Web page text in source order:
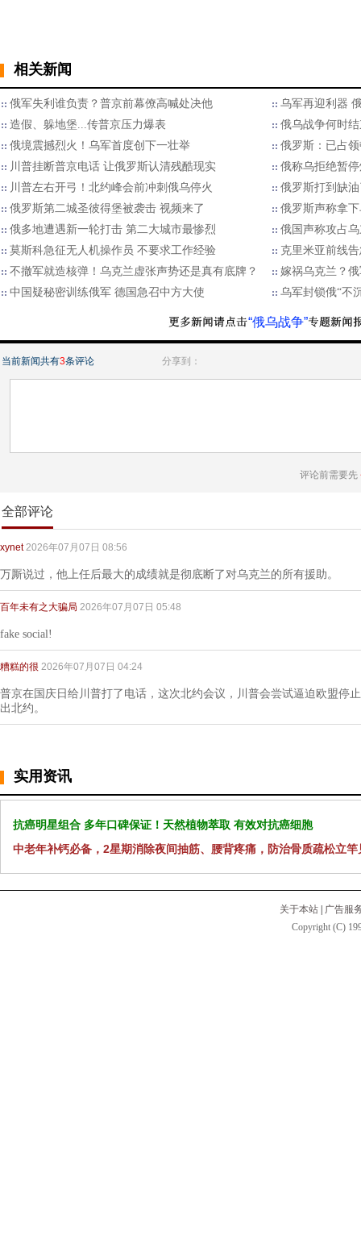
相关新闻
俄军失利谁负责？普京前幕僚高喊处决他
乌军再迎利器
造假、躲地堡...传普京压力爆表
俄乌战争何时
俄境震撼烈火！乌军首度创下一壮举
俄罗斯：已占
川普挂断普京电话 让俄罗斯认清残酷现实
俄称乌拒绝暂
川普左右开弓！北约峰会前冲刺俄乌停火
俄罗斯打到缺
俄罗斯第二城圣彼得堡被袭击 视频来了
俄罗斯声称拿
俄多地遭遇新一轮打击 第二大城市最惨烈
俄国声称攻占
莫斯科急征无人机操作员 不要求工作经验
克里米亚前线
不撤军就造核弹！乌克兰虚张声势还是真有底牌？
嫁祸乌克兰？
中国疑秘密训练俄军 德国急召中方大使
乌军封锁俄“不
“俄乌战争”
当前新闻共有3条评论 分享到：
评论前需要先
全部评论
xynet 2026年07月07日 08:56
万厮说过，他上任后最大的成绩就是彻底断了对乌克兰的所有援助。
百年未有之大骗局 2026年07月07日 05:48
fake social!
糟糕的很 2026年07月07日 04:24
普京在国庆日给川普打了电话，这次北约会议，川普会尝试逼迫欧盟停
出北约。
实用资讯
抗癌明星组合 多年口碑保证！天然植物萃取 有效对抗癌细胞
中老年补钙必备，2星期消除夜间抽筋、腰背疼痛，防治骨质疏松立竿
关于本站
广告服
Copyright (C)